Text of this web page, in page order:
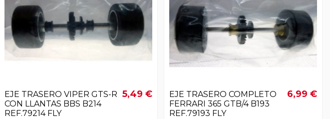
EJE TRASERO VIPER GTS-R
CON LLANTAS BBS B214
REF.79214 FLY
5,49 €
EJE TRASERO COMPLETO
FERRARI 365 GTB/4 B193
REF.79193 FLY
6,99 €